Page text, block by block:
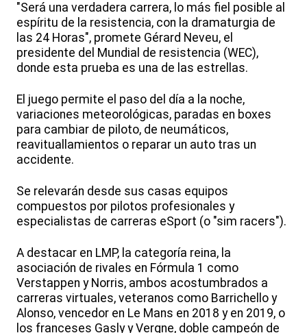
"Será una verdadera carrera, lo más fiel posible al
espíritu de la resistencia, con la dramaturgia de
las 24 Horas", promete Gérard Neveu, el
presidente del Mundial de resistencia (WEC),
donde esta prueba es una de las estrellas.
El juego permite el paso del día a la noche,
variaciones meteorológicas, paradas en boxes
para cambiar de piloto, de neumáticos,
reavituallamientos o reparar un auto tras un
accidente.
Se relevarán desde sus casas equipos
compuestos por pilotos profesionales y
especialistas de carreras eSport (o "sim racers").
A destacar en LMP, la categoría reina, la
asociación de rivales en Fórmula 1 como
Verstappen y Norris, ambos acostumbrados a
carreras virtuales, veteranos como Barrichello y
Alonso, vencedor en Le Mans en 2018 y en 2019, o
los franceses Gasly y Vergne, doble campeón de